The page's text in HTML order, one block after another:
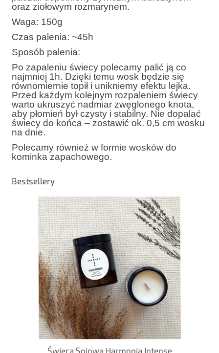
oraz ziołowym rozmarynem.
Waga: 150g
Czas palenia: ~45h
Sposób palenia:
Po zapaleniu świecy polecamy palić ją co
najmniej 1h. Dzięki temu wosk będzie się
równomiernie topił i unikniemy efektu lejka.
Przed każdym kolejnym rozpaleniem świecy
warto ukruszyć nadmiar zwęglonego knota,
aby płomień był czysty i stabilny. Nie dopalać
świecy do końca – zostawić ok. 0,5 cm wosku
na dnie.
Polecamy również w formie wosków do
kominka zapachowego.
Bestsellery
Świeca Sojowa Harmonia Intense